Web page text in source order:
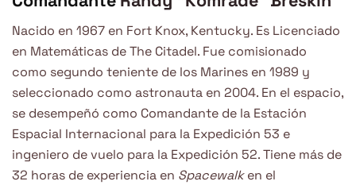
Nacido en 1967 en Fort Knox, Kentucky. Es Licenciado
en Matemáticas de The Citadel. Fue comisionado
como segundo teniente de los Marines en 1989 y
seleccionado como astronauta en 2004. En el espacio,
se desempeñó como Comandante de la Estación
Espacial Internacional para la Expedición 53 e
ingeniero de vuelo para la Expedición 52. Tiene más de
32 horas de experiencia en Spacewalken el